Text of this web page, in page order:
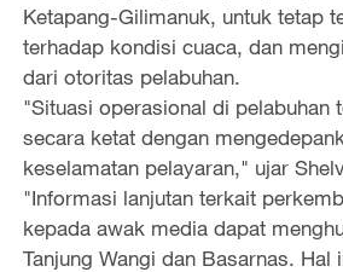
Ketapang-Gilimanuk, untuk tetap
terhadap kondisi cuaca, dan
dari otoritas pelabuhan.
"Situasi operasional di pelabuhan
secara ketat dengan
keselamatan pelayaran," ujar
"Informasi lanjutan terkait
kepada awak media dapat
Tanjung Wangi dan Basarnas. Hal